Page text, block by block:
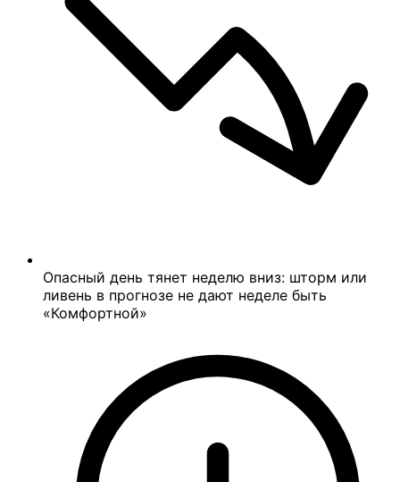
Опасный день тянет неделю вниз: шторм или
ливень в прогнозе не дают неделе быть
«Комфортной»